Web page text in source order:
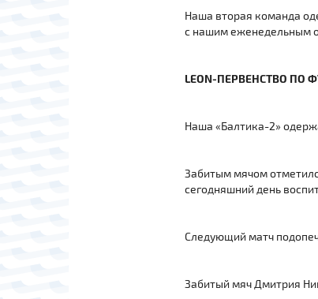
Наша вторая команда
с нашим еженедельным
LEON-ПЕРВЕНСТВО ПО
Наша «Балтика-2»
Забитым мячом
сегодняшний день
Следующий матч
Забитый мяч Дмитрия